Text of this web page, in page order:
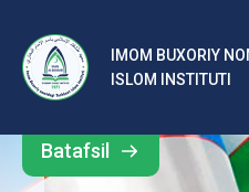
IMOM BUXORIY
ISLOM INSTITUTI
b
al
ar
Barcha
yangiliklar
Batafsil